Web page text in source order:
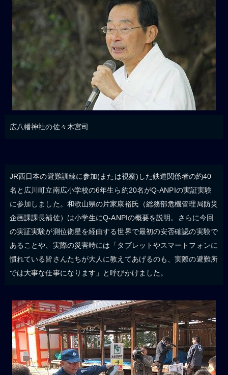
広八幡神社の佐々木宮司
JR西日本の避難訓練に参加(または視察)した鉄道関係者の約40
名と広川町立南広小学校の6年生ら約20名がQ-ANPIの実証実験
に参加しました。和歌山県の片家康裕氏（総務部危機管理局防災
企画課課長補佐）は小学生にQ-ANPIの概要を説明。さらに今回
の実証実験が測位衛星を経由する世界で最初の安否確認の実験で
あることや、実際の災害時には「タブレットやスマートフォンに
慣れている皆さんたちが大人に教えてあげるのも、実際の避難所
では大事な仕事になります」と呼びかけました。